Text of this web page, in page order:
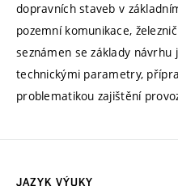
dopravních staveb v
pozemní komunikace,
seznámen se základy návrhu
technickými parametry,
problematikou zajištění
JAZYK VÝUKY